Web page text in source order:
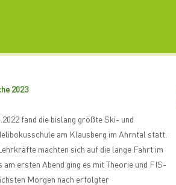
2023
fand die bislang größte Ski- und
am Klausberg im Ahrntal statt.
machten sich auf die lange Fahrt im
am ersten Abend ging es mit Theorie und FIS-
Morgen nach erfolgter